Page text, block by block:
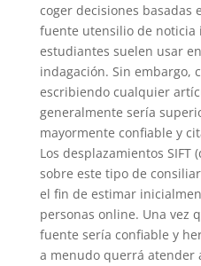
coger decisiones basadas
fuente utensilio de noticia
estudiantes suelen usar
indagación. Sin embargo,
escribiendo cualquier
generalmente serí­a
mayormente confiable y
Los desplazamientos SIFT
sobre este tipo de
el fin de estimar
personas online. Una vez
fuente serí­a confiable y
a menudo querrá atender